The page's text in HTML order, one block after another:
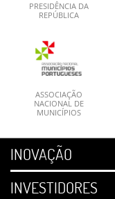
PRESIDÊNCIA DA
REPÚBLICA
ASSOCIAÇÃO
NACIONAL DE
MUNICÍPIOS
INOVAÇÃO
INVESTIDORES